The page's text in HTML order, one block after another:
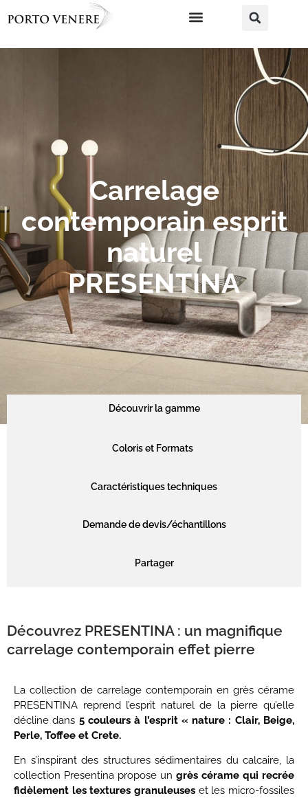
Carrelage
contemporain esprit
naturel
PRESENTINA
Découvrir la gamme
Coloris et Formats
Caractéristiques techniques
Demande de devis/échantillons
Partager
Découvrez PRESENTINA : un magnifique
carrelage contemporain effet pierre
La collection de carrelage contemporain en grès cérame
PRESENTINA reprend l’esprit naturel de la pierre qu’elle
décline dans 5 couleurs à l’esprit « nature : Clair, Beige,
Perle, Toffee et Crete.
En s’inspirant des structures sédimentaires du calcaire, la
collection Presentina propose un grès cérame qui recrée
fidèlement les textures granuleuses et les micro-fossiles